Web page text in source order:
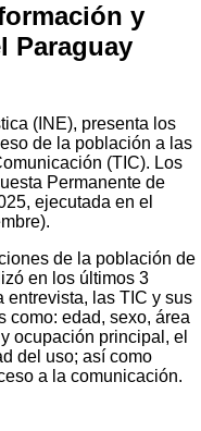
y
Paraguay
(INE), presenta los
de la población a las
(TIC). Los
Permanente de
ejecutada en el
de la población de
en los últimos 3
entrevista, las TIC y sus
como: edad, sexo, área
ocupación principal, el
del uso; así como
a la comunicación.